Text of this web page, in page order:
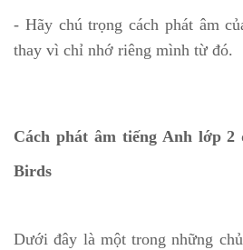
- Hãy chú trọng cách phát âm
thay vì chỉ nhớ riêng mình từ đó.
Cách phát âm tiếng Anh lớp 2
Birds
Dưới đây là một trong những